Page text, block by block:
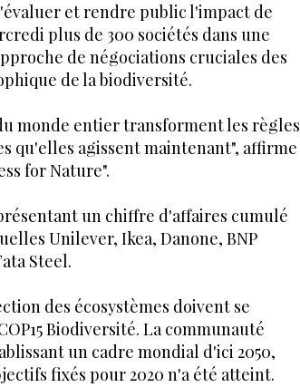
et rendre public l'impact de
plus de 300 sociétés dans une
de négociations cruciales des
de la biodiversité.
monde entier transforment les règles
qu'elles agissent maintenant", affirme
for Nature".
un chiffre d'affaires cumulé
Unilever, Ikea, Danone, BNP
Steel.
des écosystèmes doivent se
Biodiversité. La communauté
un cadre mondial d'ici 2050,
fixés pour 2020 n'a été atteint.